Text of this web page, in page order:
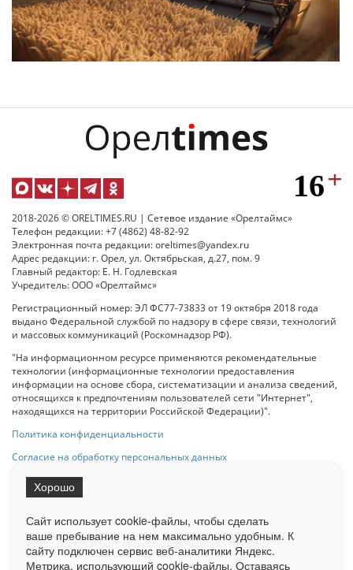
2018-2026 © ORELTIMES.RU | Сетевое издание «Орелтаймс»
Телефон редакции: +7 (4862) 48-82-92
Электронная почта редакции: oreltimes@yandex.ru
Адрес редакции: г. Орел, ул. Октябрьская, д.27, пом. 9
Главный редактор: Е. Н. Годлевская
Учредитель: ООО «Орелтаймс»
Регистрационный номер: ЭЛ ФС77-73833 от 19 октября 2018 года
выдано Федеральной службой по надзору в сфере связи, технологий
и массовых коммуникаций (Роскомнадзор РФ).
"На информационном ресурсе применяются рекомендательные
технологии (информационные технологии предоставления
информации на основе сбора, систематизации и анализа сведений,
относящихся к предпочтениям пользователей сети "Интернет",
находящихся на территории Российской Федерации)".
Политика конфиденциальности
Согласие на обработку персональных данных
на Сетевое издание «ОрелТаймс» обязательна.
Ограниченная статистика посещаемости доступна на сайте
Liveinternet.ru . Подробная статистика для рекламодателей по запросу
Сайт использует cookie-файлы, чтобы сделать
ваше пребывание на нем максимально удобным. К
cайту подключен сервис веб-аналитики Яндекс.
Метрика, использующий cookie-файлы. Оставаясь
Хорошо